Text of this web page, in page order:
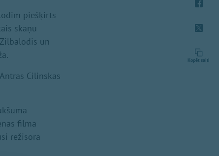
piešķirts
skaņu
un
Cilinskas
filma
režisora
Kopēt saiti